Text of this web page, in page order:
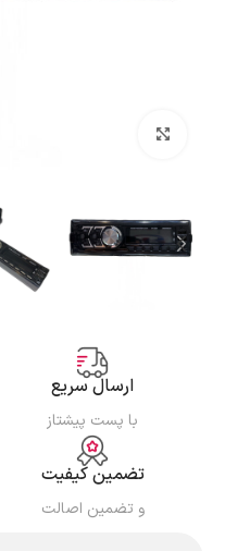
ارسال سریع
با پست پیشتاز
تضمین کیفیت
و تضمین اصالت